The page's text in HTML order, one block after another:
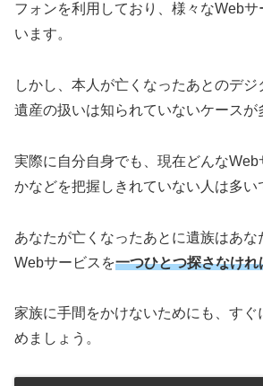
フォンを利用しており、様々なWebサ
います。
しかし、本人が亡くなったあとのデ
遺産の扱いは知られていないケースが
実際に自分自身でも、現在どんなWeb
かなどを把握しきれていない人は多い
あなたが亡くなったあとに遺族はあな
Webサービスを一つひとつ探さなけれ
家族に手間をかけないためにも、すぐ
めましょう。